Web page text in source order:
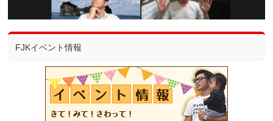
FJKイベント情報